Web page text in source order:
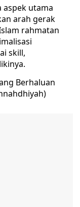
aspek utama
arah gerak
rahmatan
skill,
Berhaluan